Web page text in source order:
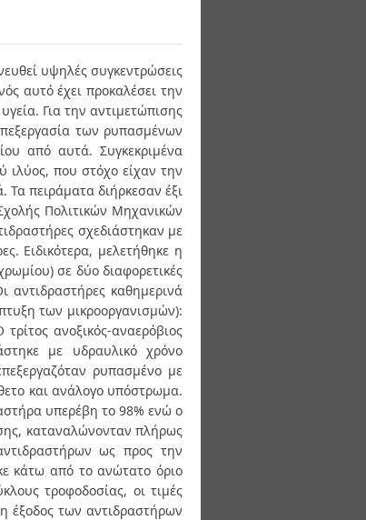
υψηλές συγκεντρώσεις
αυτό έχει προκαλέσει την
Για την αντιμετώπισης
των ρυπασμένων
από αυτά. Συγκεκριμένα
ιλύος, που στόχο είχαν την
πειράματα διήρκεσαν έξι
Πολιτικών Μηχανικών
σχεδιάστηκαν με
Ειδικότερα, μελετήθηκε η
σε δύο διαφορετικές
καθημερινά
των μικροοργανισμών):
ανοξικός-αναερόβιος
με υδραυλικό χρόνο
ρυπασμένο με
και ανάλογο υπόστρωμα.
υπερέβη το 98% ενώ ο
καταναλώνονταν πλήρως
ως προς την
κάτω από το ανώτατο όριο
τροφοδοσίας, οι τιμές
έξοδος των αντιδραστήρων